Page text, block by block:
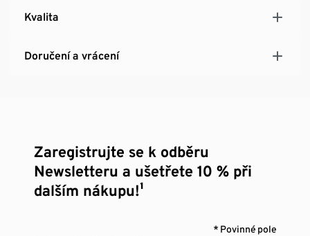
Kvalita
Doručení a vrácení
Zaregistrujte se k odběru
Newsletteru a ušetřete 10 % při
dalším nákupu!¹
* Povinné pole